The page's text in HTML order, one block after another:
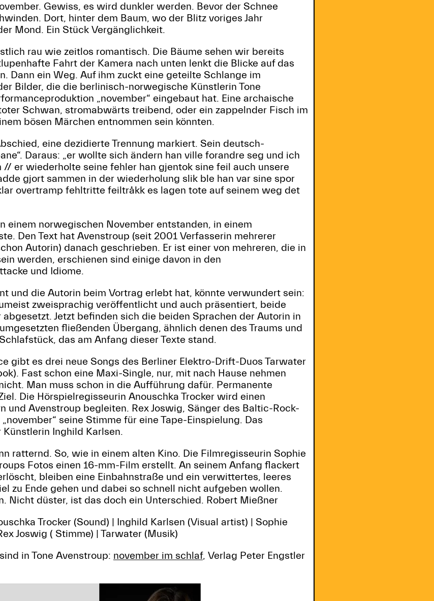
Gewiss, es wird dunkler werden. Bevor der Schnee
Dort, hinter dem Baum, wo der Blitz voriges Jahr
Mond. Ein Stück Vergänglichkeit.
rau wie zeitlos romantisch. Die Bäume sehen wir bereits
Fahrt der Kamera nach unten lenkt die Blicke auf das
Dann ein Weg. Auf ihm zuckt eine geteilte Schlange im
Bilder, die die berlinisch-norwegische Künstlerin Tone
„november“ eingebaut hat. Eine archaische
Schwan, stromabwärts treibend, oder ein zappelnder Fisch im
bösen Märchen entnommen sein könnten.
eine dezidierte Trennung markiert. Sein deutsch-
Daraus: „er wollte sich ändern han ville forandre seg und ich
er wiederholte seine fehler han gjentok sine feil auch unsere
gjort sammen in der wiederholung slik ble han var sine spor
overtramp fehltritte feiltråkk es lagen tote auf seinem weg det
einem norwegischen November entstanden, in einem
Den Text hat Avenstroup (seit 2001 Verfasserin mehrerer
Autorin) danach geschrieben. Er ist einer von mehreren, die in
werden, erschienen sind einige davon in den
und Idiome.
und die Autorin beim Vortrag erlebt hat, könnte verwundert sein:
zweisprachig veröffentlicht und auch präsentiert, beide
Jetzt befinden sich die beiden Sprachen der Autorin in
fließenden Übergang, ähnlich denen des Traums und
das am Anfang dieser Texte stand.
gibt es drei neue Songs des Berliner Elektro-Drift-Duos Tarwater
Fast schon eine Maxi-Single, nur, mit nach Hause nehmen
Man muss schon in die Aufführung dafür. Permanente
Die Hörspielregisseurin Anouschka Trocker wird einen
und Avenstroup begleiten. Rex Joswig, Sänger des Baltic-Rock-
seine Stimme für eine Tape-Einspielung. Das
Inghild Karlsen.
ratternd. So, wie in einem alten Kino. Die Filmregisseurin Sophie
Fotos einen 16-mm-Film erstellt. An seinem Anfang flackert
bleiben eine Einbahnstraße und ein verwittertes, leeres
zu Ende gehen und dabei so schnell nicht aufgeben wollen.
Nicht düster, ist das doch ein Unterschied. Robert Mießner
Trocker (Sound) | Inghild Karlsen (Visual artist) | Sophie
Joswig ( Stimme) | Tarwater (Musik)
in Tone Avenstroup: november im schlaf, Verlag Peter Engstler